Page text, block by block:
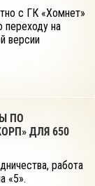
с ГК «Хомнет»
переходу на
версии
ПО
ДЛЯ 650
работа
«5».